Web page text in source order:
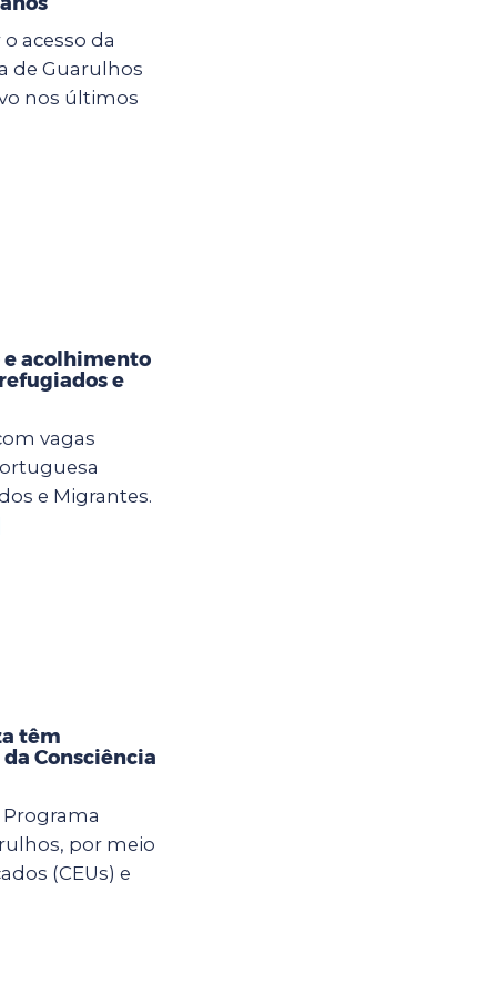
acesso da
de Guarulhos
nos últimos
acolhimento
e
vagas
e Migrantes.
têm
Consciência
Programa
por meio
(CEUs) e